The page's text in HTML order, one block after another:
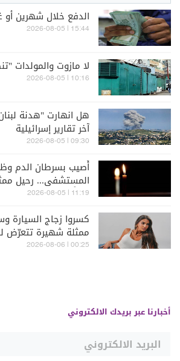
الدفع خلال شهرين أو
15:44 | 2026-08-05
لا مازوت والمولدات
10:16 | 2026-08-05
هل انهارت "هدنة
آخر تقارير إسرائيلية
09:30 | 2026-08-05
أُصيب بسرطان الدم
عاماً
11:19 | 2026-08-05
كسروا زجاج السيارة
ممثلة شهيرة تتعرّض
البيضاء (فيديو)
00:25 | 2026-08-06
أخبارنا عبر بريدك الالكتروني